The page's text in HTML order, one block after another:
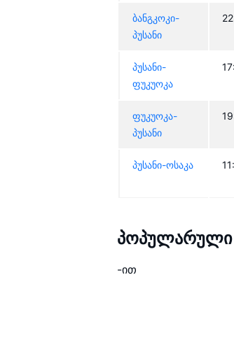
ბანგკოკი-
პუსანი
პუსანი-
ფუკუოკა
ფუკუოკა-
პუსანი
პუსანი-ოსაკა
პოპულარული
-ით